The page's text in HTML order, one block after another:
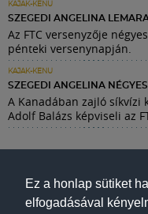
Ez a honlap sütiket
elfogadásával
KAJAK-KENU
SZEGEDI ANGELINA
Az FTC versenyzője
pénteki versenynapján.
KAJAK-KENU
SZEGEDI ANGELINA
A Kanadában zajló síkvízi
Adolf Balázs képviseli az